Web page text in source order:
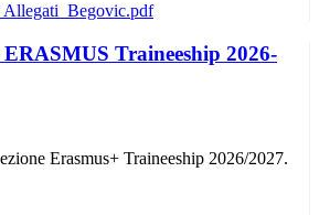
Traineeship 2026-
Erasmus+ Traineeship 2026/2027.